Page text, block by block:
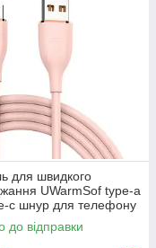
для швидкого
UWarmSof type-a
c шнур для телефону
провід тайп сі тайп
планшета
до відправки